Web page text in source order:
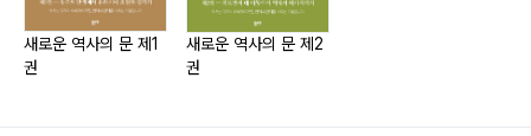
제34장 산업혁명 - 기계문명의 탄생… 266
제35장 두 차례 세계대전 - 불타오른 세계와 재건… 285
제36장 전후 국제질서 - 냉전과 자국 우선주의… 301
새로운 역사의 문 제1
권
새로운 역사의 문 제2
권